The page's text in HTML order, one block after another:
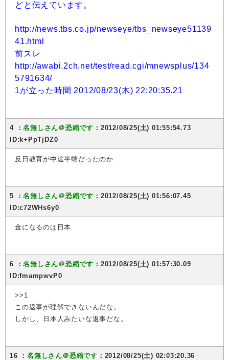
どと伝えています。
http://news.tbs.co.jp/newseye/tbs_newseye51139
41.html
前スレ
http://awabi.2ch.net/test/read.cgi/mnewsplus/134
5791634/
1が立った時間 2012/08/23(木) 22:20:35.21
4 ：名無しさん＠恐縮です ：2012/08/25(土) 01:55:54.73
ID:k+PpTjDZ0
反日教育が中途半端だったのか…
5 ：名無しさん＠恐縮です ：2012/08/25(土) 01:56:07.45
ID:c72WHs6y0
金になるのは日本
6 ：名無しさん＠恐縮です ：2012/08/25(土) 01:57:30.09
ID:fmampwvP0
>>1
この返事が理解できないんだな。
しかし、日本人みたいな返事だな。
16 ：名無しさん＠恐縮です ：2012/08/25(土) 02:03:20.36